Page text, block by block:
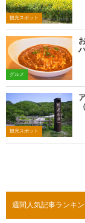
観光スポット
グルメ
観光スポット
週間人気記事ランキ